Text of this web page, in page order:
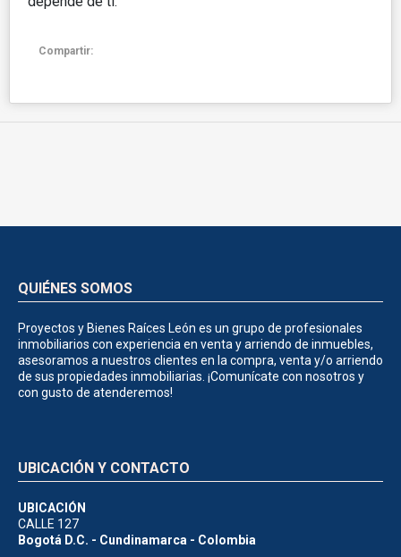
Compartir:
QUIÉNES SOMOS
Proyectos y Bienes Raíces León es un grupo de profesionales
inmobiliarios con experiencia en venta y arriendo de inmuebles,
asesoramos a nuestros clientes en la compra, venta y/o arriendo
de sus propiedades inmobiliarias. ¡Comunícate con nosotros y
con gusto de atenderemos!
UBICACIÓN Y CONTACTO
UBICACIÓN
CALLE 127
Bogotá D.C. - Cundinamarca - Colombia